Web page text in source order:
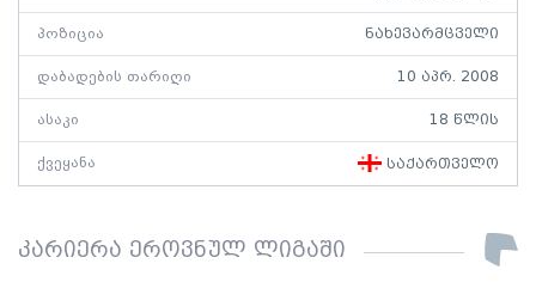
პოზიცია ნახევარმცველი
დაბადების თარიღი 10 აპრ. 2008
ასაკი 18 წლის
ქვეყანა საქართველო
კარიერა ეროვნულ ლიგაში